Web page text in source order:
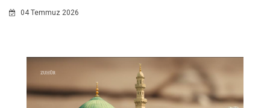
04 Temmuz 2026